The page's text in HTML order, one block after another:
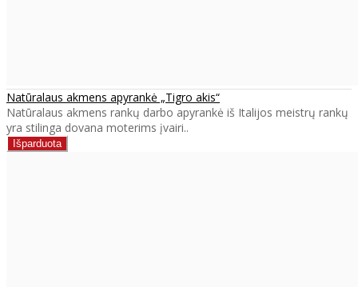
Natūralaus akmens apyrankė „Tigro akis“
Natūralaus akmens rankų darbo apyrankė iš Italijos meistrų rankų
yra stilinga dovana moterims įvairi..